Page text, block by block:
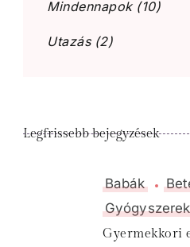
Mindennapok(10)
Utazás(2)
Legfrissebb bejegyzések
Babák
Gyógyszerek
Gyermekkori